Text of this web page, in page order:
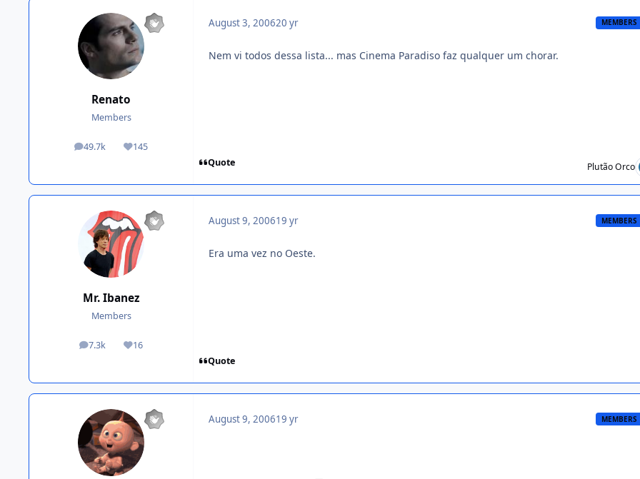
Renato
Members
49.7k
posts 145
Reputation
August 3, 200620 yr MEMBERS
Nem vi todos dessa lista... mas Cinema Paradiso faz qualquer um chorar.
Quote Plutão Orco
Mr. Ibanez
Members
7.3k
posts 16
Reputation
August 9, 200619 yr MEMBERS
Era uma vez no Oeste.
Quote
August 9, 200619 yr MEMBERS